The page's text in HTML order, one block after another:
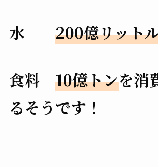
水 200億リット
食料 10億トンを消
るそうです！